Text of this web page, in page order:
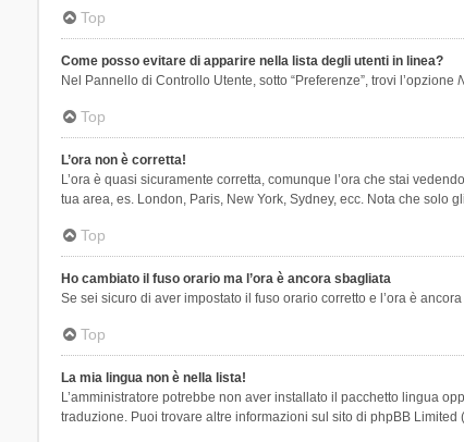
Top
Come posso evitare di apparire nella lista degli utenti in linea?
Nel Pannello di Controllo Utente, sotto “Preferenze”, trovi l’opzione
Top
L’ora non è corretta!
L’ora è quasi sicuramente corretta, comunque l’ora che stai
tua area, es. London, Paris, New York, Sydney, ecc. Nota che solo
Top
Ho cambiato il fuso orario ma l’ora è ancora sbagliata
Se sei sicuro di aver impostato il fuso orario corretto e l’ora è
Top
La mia lingua non è nella lista!
L’amministratore potrebbe non aver installato il pacchetto lingua
traduzione. Puoi trovare altre informazioni sul sito di phpBB